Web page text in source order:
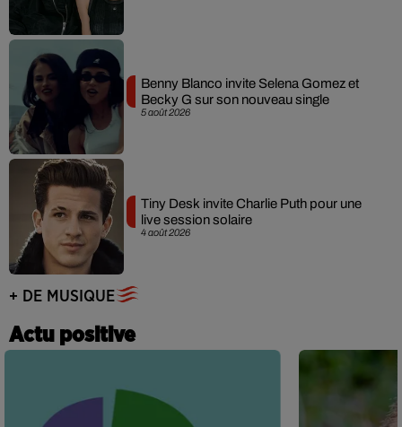
5 août 2026
Benny Blanco invite Selena Gomez et
Becky G sur son nouveau single
4 août 2026
Tiny Desk invite Charlie Puth pour une
live session solaire
+ DE MUSIQUE
Actu positive